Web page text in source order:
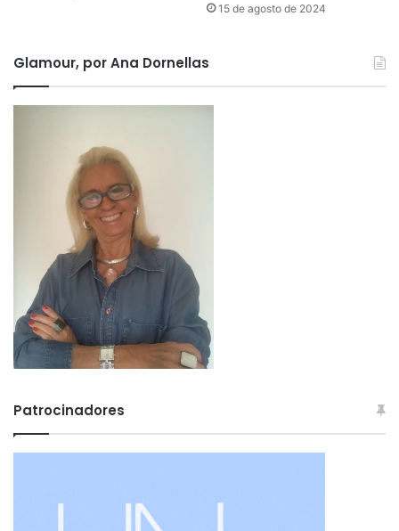
15 de agosto de 2024
Glamour, por Ana Dornellas
Patrocinadores